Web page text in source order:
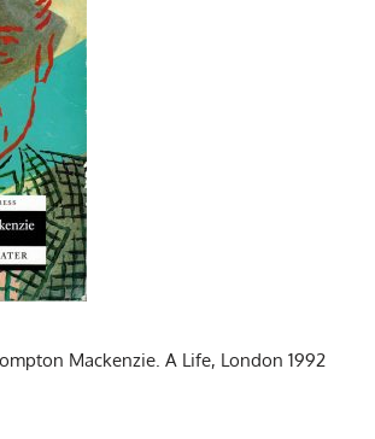
Mackenzie. A Life, London 1992